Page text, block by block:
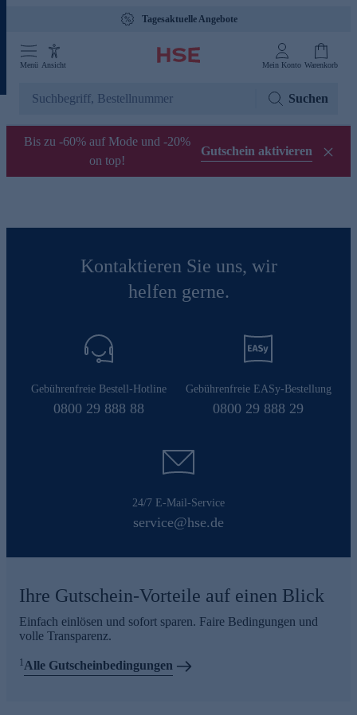
Tagesaktuelle Angebote
Menü Ansicht Mein Konto Warenkorb
Suchen
Bis zu -60% auf Mode und -20%
on top!
Gutschein aktivieren
Kontaktieren Sie uns, wir
helfen gerne.
Gebührenfreie Bestell-Hotline
0800 29 888 88
Gebührenfreie EASy-Bestellung
0800 29 888 29
24/7 E-Mail-Service
service@hse.de
Ihre Gutschein-Vorteile auf einen Blick
Einfach einlösen und sofort sparen. Faire Bedingungen und
volle Transparenz.
1Alle Gutscheinbedingungen